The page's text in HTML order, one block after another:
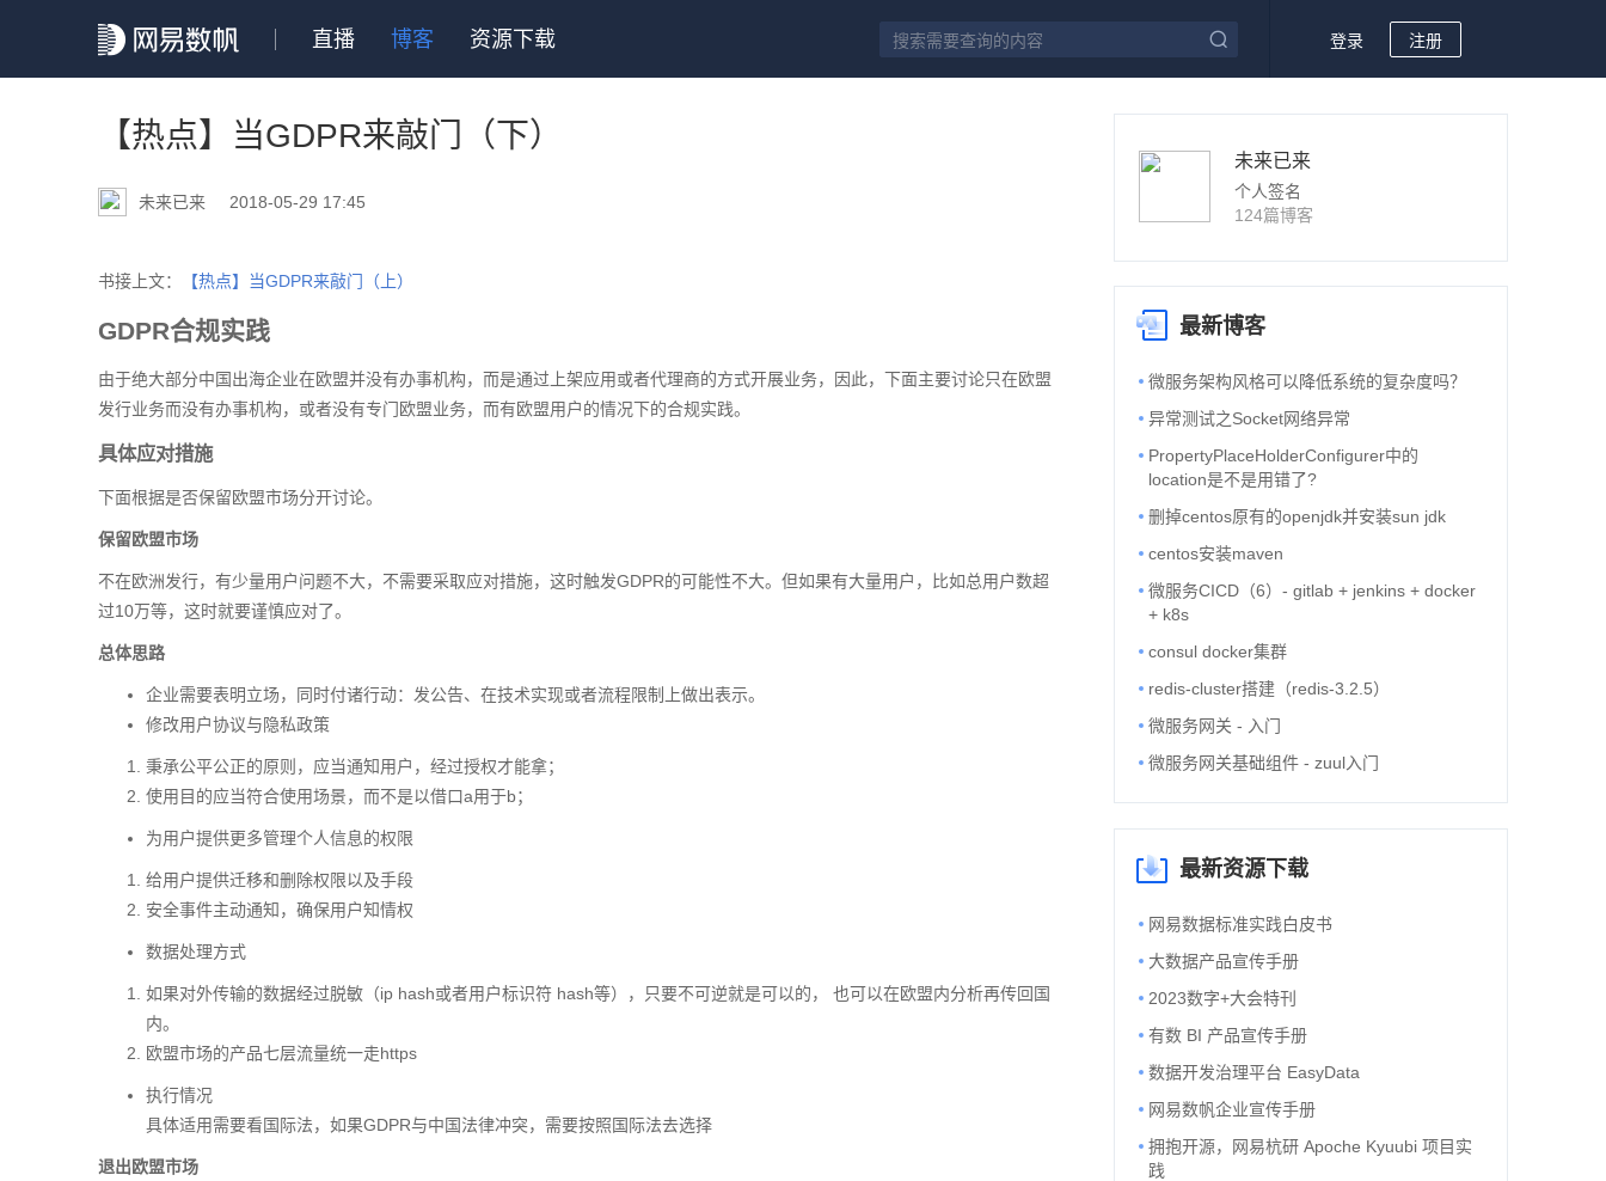
直播 博客 资源下载 登录 注册
未来已来
个人签名
124篇博客
最新博客
微服务架构风格可以降低系统的复杂度吗？
异常测试之Socket网络异常
PropertyPlaceHolderConfigurer中的
location是不是用错了?
删掉centos原有的openjdk并安装sun jdk
centos安装maven
微服务CICD（6）- gitlab + jenkins + docker
+ k8s
consul docker集群
redis-cluster搭建（redis-3.2.5）
微服务网关 - 入门
微服务网关基础组件 - zuul入门
最新资源下载
网易数据标准实践白皮书
大数据产品宣传手册
2023数字+大会特刊
有数 BI 产品宣传手册
数据开发治理平台 EasyData
网易数帆企业宣传手册
拥抱开源，网易杭研 Apoche Kyuubi 项目实
践
【热点】当GDPR来敲门（下）
未来已来 2018-05-29 17:45
书接上文： 【热点】当GDPR来敲门（上）
GDPR合规实践
由于绝大部分中国出海企业在欧盟并没有办事机构，而是通过上架应用或者代理商的方式开展业务，因此，下面主要讨论只在欧盟
发行业务而没有办事机构，或者没有专门欧盟业务，而有欧盟用户的情况下的合规实践。
具体应对措施
下面根据是否保留欧盟市场分开讨论。
保留欧盟市场
不在欧洲发行，有少量用户问题不大，不需要采取应对措施，这时触发GDPR的可能性不大。但如果有大量用户，比如总用户数超
过10万等，这时就要谨慎应对了。
总体思路
企业需要表明立场，同时付诸行动：发公告、在技术实现或者流程限制上做出表示。
修改用户协议与隐私政策
秉承公平公正的原则，应当通知用户，经过授权才能拿；
使用目的应当符合使用场景，而不是以借口a用于b；
为用户提供更多管理个人信息的权限
给用户提供迁移和删除权限以及手段
安全事件主动通知，确保用户知情权
数据处理方式
如果对外传输的数据经过脱敏（ip hash或者用户标识符 hash等），只要不可逆就是可以的， 也可以在欧盟内分析再传回国
内。
欧盟市场的产品七层流量统一走https
执行情况
具体适用需要看国际法，如果GDPR与中国法律冲突，需要按照国际法去选择
退出欧盟市场